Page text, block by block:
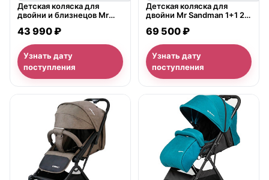
Детская коляска для
двойни и близнецов Mr
экокожа
43 990 ₽
Узнать дату
поступления
Детская коляска для
двойни Mr Sandman 1+1 2 в
69 500 ₽
Узнать дату
поступления
нет в продаже